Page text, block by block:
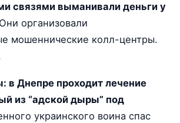
связями выманивали деньги у
организовали
мошеннические колл-центры.
в Днепре проходит лечение
из “адской дыры” под
украинского воина спас